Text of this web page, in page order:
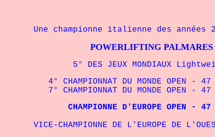
Une championne italienne des années
POWERLIFTING PALMARES
5° DES JEUX MONDIAUX
4° CHAMPIONNAT DU MONDE OPEN -
7° CHAMPIONNAT DU MONDE OPEN -
CHAMPIONNE D'EUROPE OPEN - 47
VICE-CHAMPIONNE DE L'EUROPE DE